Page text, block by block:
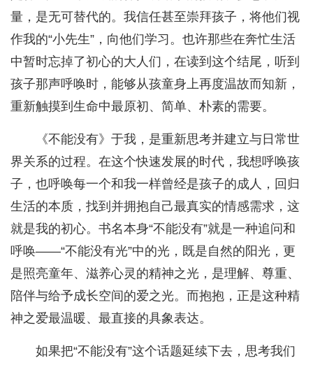
量，是无可替代的。我信任甚至崇拜孩子，将他们视
作我的“小先生”，向他们学习。也许那些在奔忙生活
中暂时忘掉了初心的大人们，在读到这个结尾，听到
孩子那声呼唤时，能够从孩童身上再度温故而知新，
重新触摸到生命中最原初、简单、朴素的需要。
《不能没有》于我，是重新思考并建立与日常世
界关系的过程。在这个快速发展的时代，我想呼唤孩
子，也呼唤每一个和我一样曾经是孩子的成人，回归
生活的本质，找到并拥抱自己最真实的情感需求，这
就是我的初心。书名本身“不能没有”就是一种追问和
呼唤——“不能没有光”中的光，既是自然的阳光，更
是照亮童年、滋养心灵的精神之光，是理解、尊重、
陪伴与给予成长空间的爱之光。而抱抱，正是这种精
神之爱最温暖、最直接的具象表达。
如果把“不能没有”这个话题延续下去，思考我们